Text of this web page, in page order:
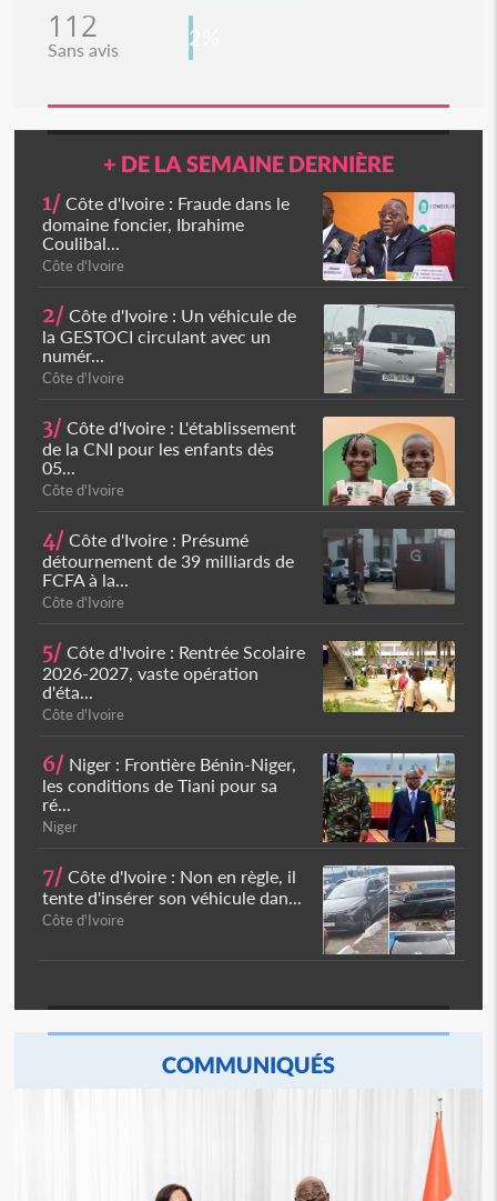
112
Sans avis 2%
+ DE LA SEMAINE DERNIÈRE
1/ Côte d'Ivoire : Fraude dans le
domaine foncier, Ibrahime
Coulibal...
Côte d'Ivoire
2/ Côte d'Ivoire : Un véhicule de
la GESTOCI circulant avec un
numér...
Côte d'Ivoire
3/ Côte d'Ivoire : L'établissement
de la CNI pour les enfants dès
05...
Côte d'Ivoire
4/ Côte d'Ivoire : Présumé
détournement de 39 milliards de
FCFA à la...
Côte d'Ivoire
5/ Côte d'Ivoire : Rentrée Scolaire
2026-2027, vaste opération
d'éta...
Côte d'Ivoire
6/ Niger : Frontière Bénin-Niger,
les conditions de Tiani pour sa
ré...
Niger
7/ Côte d'Ivoire : Non en règle, il
tente d'insérer son véhicule dan...
Côte d'Ivoire
COMMUNIQUÉS